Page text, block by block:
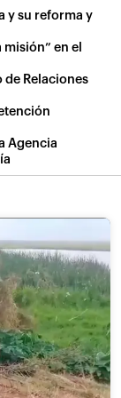
y su reforma y
en el
de Relaciones
Agencia